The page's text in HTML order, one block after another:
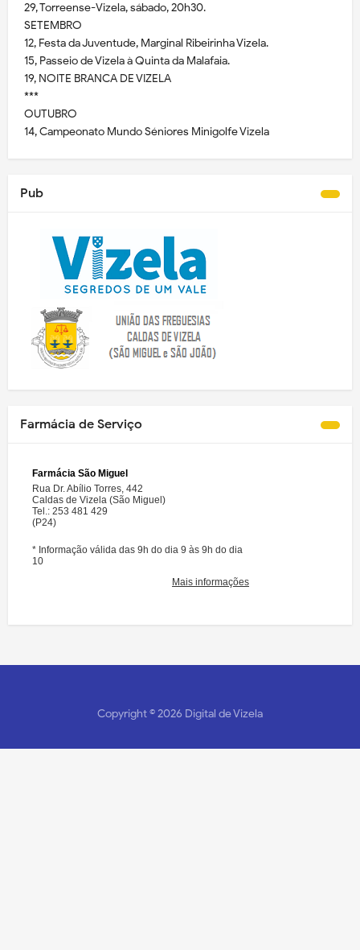
29, Torreense-Vizela, sábado, 20h30.
SETEMBRO
12, Festa da Juventude, Marginal Ribeirinha Vizela.
15, Passeio de Vizela à Quinta da Malafaia.
19, NOITE BRANCA DE VIZELA
***
OUTUBRO
14, Campeonato Mundo Séniores Minigolfe Vizela
Pub
Farmácia de Serviço
Copyright ©2026 Digital de Vizela